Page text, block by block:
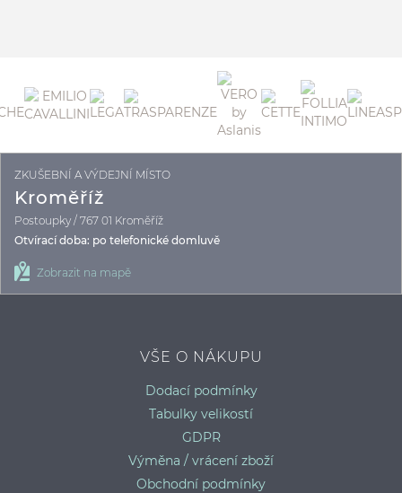
ZKUŠEBNÍ A VÝDEJNÍ MÍSTO
Kroměříž
Postoupky / 767 01 Kroměříž
Otvírací doba: po telefonické domluvě
Zobrazit na mapě
VŠE O NÁKUPU
Dodací podmínky
Tabulky velikostí
GDPR
Výměna / vrácení zboží
Obchodní podmínky